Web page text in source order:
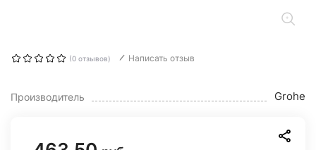
(0 отзывов) Написать отзыв
Производитель Grohe